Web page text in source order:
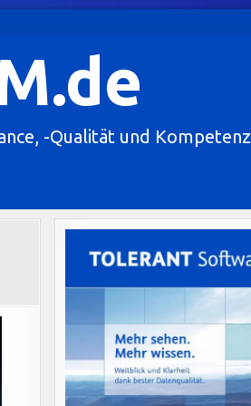
-Qualität und Kompetenz